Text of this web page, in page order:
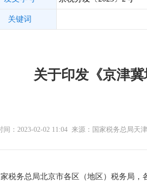
关键词
关于印发《京津
间：2023-02-02 11:04 来源：国家税务总局天
家税务总局北京市各区（地区）税务局